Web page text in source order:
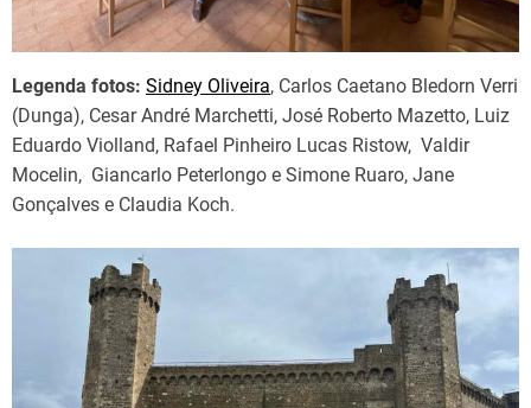
Legenda fotos: Sidney Oliveira, Carlos Caetano Bledorn Verri
(Dunga), Cesar André Marchetti, José Roberto Mazetto, Luiz
Eduardo Violland, Rafael Pinheiro Lucas Ristow, Valdir
Mocelin, Giancarlo Peterlongo e Simone Ruaro, Jane
Gonçalves e Claudia Koch.